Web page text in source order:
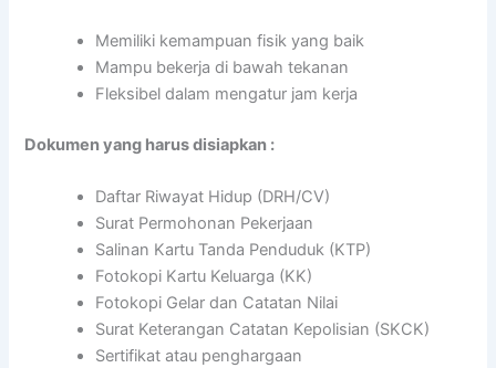
Memiliki kemampuan fisik yang baik
Mampu bekerja di bawah tekanan
Fleksibel dalam mengatur jam kerja
Dokumen yang harus disiapkan :
Daftar Riwayat Hidup (DRH/CV)
Surat Permohonan Pekerjaan
Salinan Kartu Tanda Penduduk (KTP)
Fotokopi Kartu Keluarga (KK)
Fotokopi Gelar dan Catatan Nilai
Surat Keterangan Catatan Kepolisian (SKCK)
Sertifikat atau penghargaan